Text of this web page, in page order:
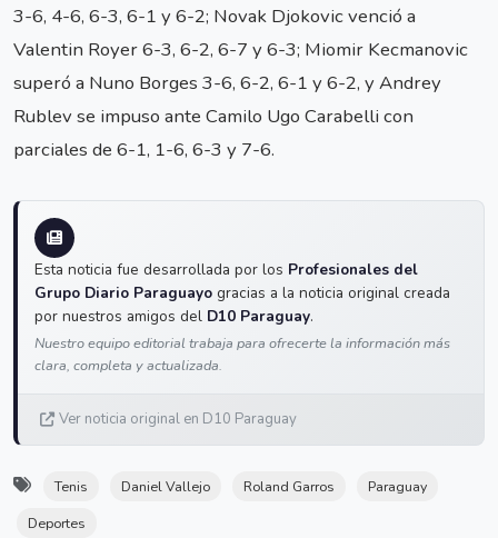
3-6, 4-6, 6-3, 6-1 y 6-2; Novak Djokovic venció a
Valentin Royer 6-3, 6-2, 6-7 y 6-3; Miomir Kecmanovic
superó a Nuno Borges 3-6, 6-2, 6-1 y 6-2, y Andrey
Rublev se impuso ante Camilo Ugo Carabelli con
parciales de 6-1, 1-6, 6-3 y 7-6.
Esta noticia fue desarrollada por los Profesionales del
Grupo Diario Paraguayo gracias a la noticia original creada
por nuestros amigos del D10 Paraguay.
Nuestro equipo editorial trabaja para ofrecerte la información más
clara, completa y actualizada.
Ver noticia original en D10 Paraguay
Tenis Daniel Vallejo Roland Garros
Paraguay
Deportes